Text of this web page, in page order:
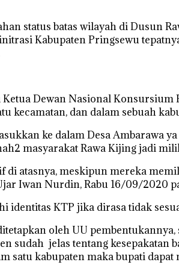
status batas wilayah di Dusun
Kabupaten Pringsewu
Dewan Nasional
kecamatan, dan dalam sebuah
ke dalam Desa Ambarawa
masyarakat Rawa Kijing jadi
di atasnya, meskipun mereka
Iwan Nurdin, Rabu 16/09/2020
KTP jika dirasa tidak
oleh UU
sudah jelas tentang
satu kabupaten maka bupati dapat